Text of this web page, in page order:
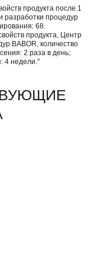
продукта после 1
разработки процедур
68.
продукта, Центр
BABOR, количество
2 раза в день;
4 недели."